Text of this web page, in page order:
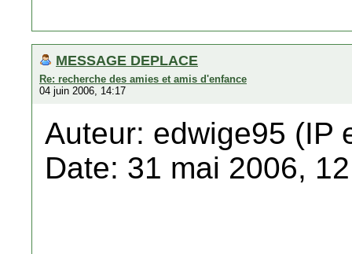
MESSAGE DEPLACE
Re: recherche des amies et amis d'enfance
04 juin 2006, 14:17
Auteur: edwige95 (IP
Date: 31 mai 2006,